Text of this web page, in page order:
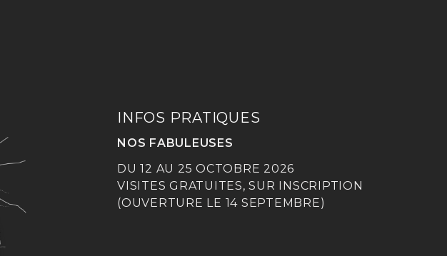
INFOS PRATIQUES
NOS FABULEUSES
DU 12 AU 25 OCTOBRE 2026
VISITES GRATUITES, SUR INSCRIPTION
(OUVERTURE LE 14 SEPTEMBRE)